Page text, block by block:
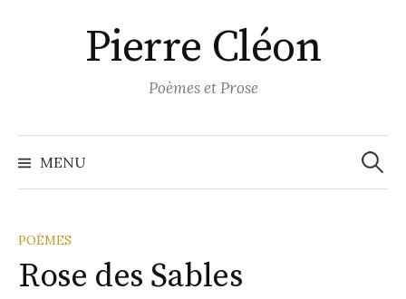
Pierre Cléon
Poèmes et Prose
MENU
POÈMES
Rose des Sables